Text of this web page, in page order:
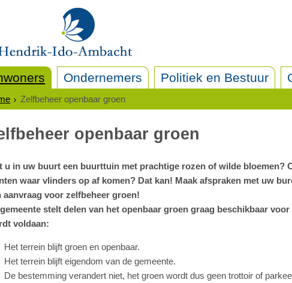
Ondernemers Politiek en Bestuur
Zelfbeheer openbaar groen
openbaar groen
u in uw buurt een buurttuin met prachtige rozen of wilde bloemen?
waar vlinders op af komen? Dat kan! Maak afspraken met uw
aanvraag voor zelfbeheer groen!
stelt delen van het openbaar groen graag beschikbaar
voldaan:
Het terrein blijft groen en openbaar.
Het terrein blijft eigendom van de gemeente.
De bestemming verandert niet, het groen wordt dus geen trottoir of